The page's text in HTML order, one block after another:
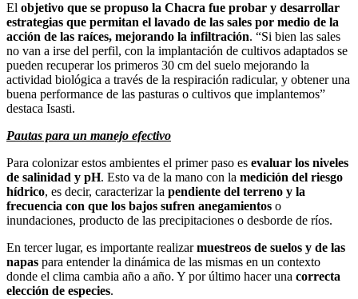
El objetivo que se propuso la Chacra fue probar y desarrollar
estrategias que permitan el lavado de las sales por medio de la
acción de las raíces, mejorando la infiltración. “Si bien las sales
no van a irse del perfil, con la implantación de cultivos adaptados se
pueden recuperar los primeros 30 cm del suelo mejorando la
actividad biológica a través de la respiración radicular, y obtener una
buena performance de las pasturas o cultivos que implantemos”
destaca Isasti.
Pautas para un manejo efectivo
Para colonizar estos ambientes el primer paso es evaluar los niveles
de salinidad y pH. Esto va de la mano con la medición del riesgo
hídrico, es decir, caracterizar la pendiente del terreno y la
frecuencia con que los bajos sufren anegamientos o
inundaciones, producto de las precipitaciones o desborde de ríos.
En tercer lugar, es importante realizarmuestreos de suelos y de las
napas para entender la dinámica de las mismas en un contexto
donde el clima cambia año a año. Y por último hacer una correcta
elección de especies.